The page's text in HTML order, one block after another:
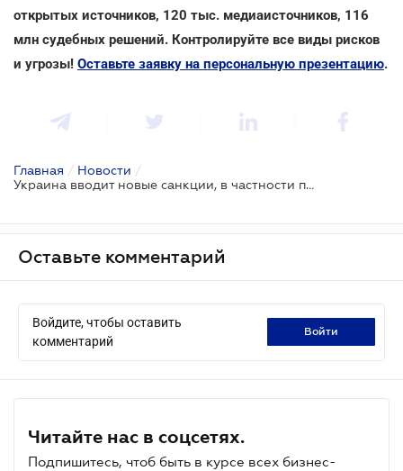
открытых источников, 120 тыс. медиаисточников, 116
млн судебных решений. Контролируйте все виды рисков
и угрозы! Оставьте заявку на персональную презентацию.
Главная / Новости /
Украина вводит новые санкции, в частности против компаний из Ирана, Беларуси, Узбекистана и Китая
Оставьте комментарий
Войдите, чтобы оставить
комментарий
войти
Читайте нас в соцсетях.
Подпишитесь, чтоб быть в курсе всех бизнес-